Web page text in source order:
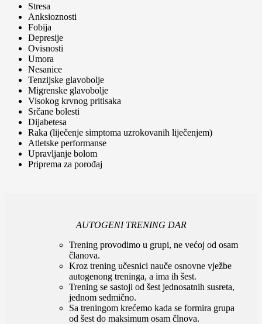
Stresa
Anksioznosti
Fobija
Depresije
Ovisnosti
Umora
Nesanice
Tenzijske glavobolje
Migrenske glavobolje
Visokog krvnog pritisaka
Srčane bolesti
Dijabetesa
Raka (liječenje simptoma uzrokovanih liječenjem)
Atletske performanse
Upravljanje bolom
Priprema za porođaj
AUTOGENI TRENING DAR
Trening provodimo u grupi, ne većoj od osam
članova.
Kroz trening učesnici nauče osnovne vježbe
autogenong treninga, a ima ih šest.
Trening se sastoji od šest jednosatnih susreta,
jednom sedmično.
Sa treningom krećemo kada se formira grupa
od šest do maksimum osam člnova.